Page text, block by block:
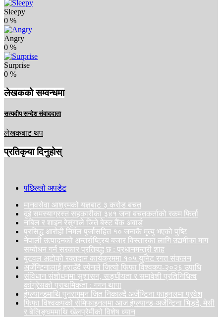
Sleepy
0 %
Angry
0 %
Surprise
0 %
लेखकको सम्वन्धमा
सत्यदीप सन्देश संवाददाता
लेखकबाट थप
प्रतिकृया दिनुहोस्
पछिल्लो अपडेट
मानवसेवा आश्रमको यज्ञबाट ३ करोड बचत
दुई समस्याग्रस्त सहकारीका ३४१ जना बचतकर्ताको रकम फिर्ता
नबिल र शाइन रेसुंगाले जिते बेस्ट बैंक अवार्ड
प्रसिद्ध आरोही निर्मल पुर्जासहित १० जनाकै मृत्यु भएको पुष्टि
नेपाली उत्पादनको अन्तर्राष्ट्रिय बजार विस्तारका लागि उद्यमीका माग
सम्बोधन गर्न सरकार प्रतिबद्ध छ : प्रधानमन्त्री शाह
बुटवल अटोको रक्तदान कार्यक्रममा १०५ युनिट रगत संकलन
अर्जेन्टिनालाई हराउँदै स्पेनले जित्यो फिफा विश्वकप-२०२६ उपाधि
संविधान संशोधनमा सुशासन, सङ्घीयता र समावेशी प्रतिनिधित्व
कांग्रेसको प्राथमिकता : गगन थापा
इंग्ल्यान्डमाथि पुनरागमन जित निकाल्दै अर्जेन्टिना फाइनलमा प्रवेश
फिफा विश्वकपको सेमिफाइनलमा आज इंग्ल्यान्ड-अर्जेन्टिना भिड्दै, मेसी
र बेलिङ्घममाथि खेलप्रेमीको विशेष ध्यान